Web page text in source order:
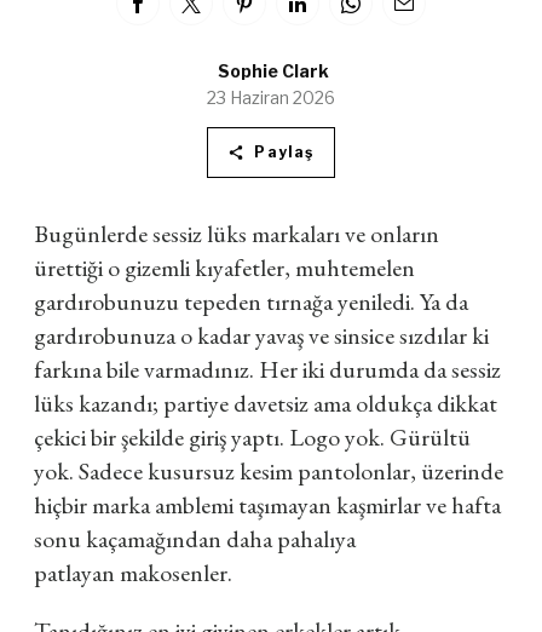
Sophie Clark
23 Haziran 2026
Paylaş
Bugünlerde sessiz lüks markaları ve onların
ürettiği o gizemli kıyafetler, muhtemelen
gardırobunuzu tepeden tırnağa yeniledi. Ya da
gardırobunuza o kadar yavaş ve sinsice sızdılar ki
farkına bile varmadınız. Her iki durumda da sessiz
lüks kazandı; partiye davetsiz ama oldukça dikkat
çekici bir şekilde giriş yaptı. Logo yok. Gürültü
yok. Sadece kusursuz kesim pantolonlar, üzerinde
hiçbir marka amblemi taşımayan kaşmirlar ve hafta
sonu kaçamağından daha pahalıya
patlayan makosenler.